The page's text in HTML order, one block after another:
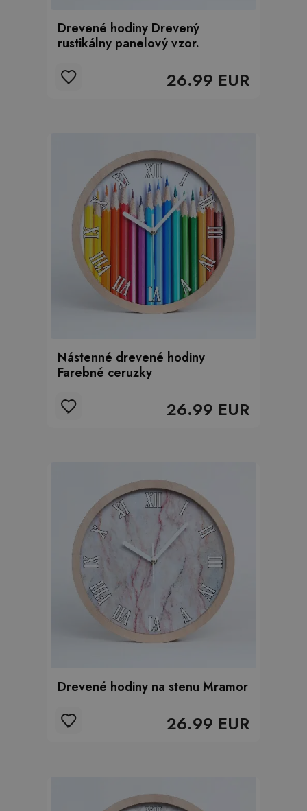
Drevené hodiny Drevený
rustikálny panelový vzor.
26.99 EUR
Nástenné drevené hodiny
Farebné ceruzky
26.99 EUR
Drevené hodiny na stenu Mramor
26.99 EUR